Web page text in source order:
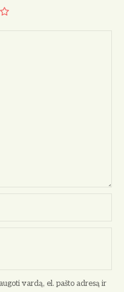
vardą, el. pašto adresą ir